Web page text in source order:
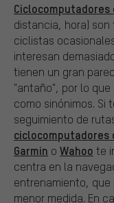
distancia, hora)
ciclistas
interesan
tienen un gran
"antaño", por lo
como sinónimos. Si
seguimiento de
ciclocomputadores
Garmin o Wahoo te
centra en la
entrenamiento, que
menor medida. En